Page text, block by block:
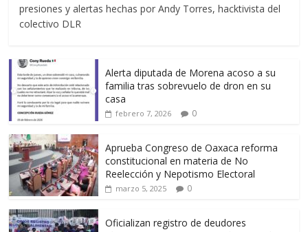
presiones y alertas hechas por Andy Torres, hacktivista del
colectivo DLR
Alerta diputada de Morena acoso a su
familia tras sobrevuelo de dron en su
casa
febrero 7, 2026 0
Aprueba Congreso de Oaxaca reforma
constitucional en materia de No
Reelección y Nepotismo Electoral
marzo 5, 2025 0
Oficializan registro de deudores